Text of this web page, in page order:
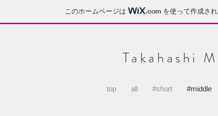
このホームページは .com を使って作成さ
Takahashi
top all #short #middle